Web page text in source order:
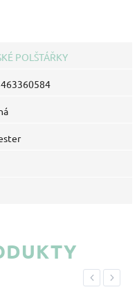
POLŠTÁŘKY
Previous
Next